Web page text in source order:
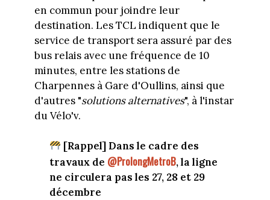
en commun pour joindre leur
destination. Les TCL indiquent que le
service de transport sera assuré par des
bus relais avec une fréquence de 10
minutes, entre les stations de
Charpennes à Gare d'Oullins, ainsi que
d'autres "solutions alternatives", à l'instar
du Vélo'v.
[Rappel] Dans le cadre des
travaux de @ProlongMetroB, la ligne
ne circulera pas les 27, 28 et 29
décembre